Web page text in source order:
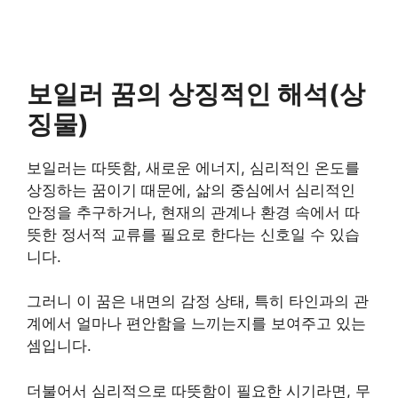
보일러 꿈의 상징적인 해석(상
징물)
보일러는 따뜻함, 새로운 에너지, 심리적인 온도를
상징하는 꿈이기 때문에, 삶의 중심에서 심리적인
안정을 추구하거나, 현재의 관계나 환경 속에서 따
뜻한 정서적 교류를 필요로 한다는 신호일 수 있습
니다.
그러니 이 꿈은 내면의 감정 상태, 특히 타인과의 관
계에서 얼마나 편안함을 느끼는지를 보여주고 있는
셈입니다.
더불어서 심리적으로 따뜻함이 필요한 시기라면, 무